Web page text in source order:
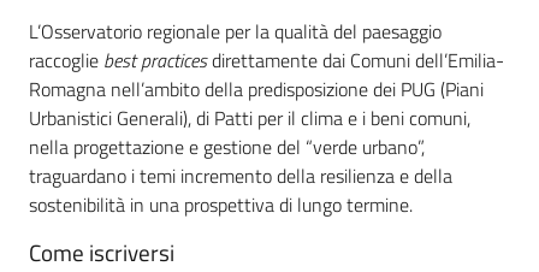
Piani Programmi
Progetti
L’Osservatorio regionale per la qualità del paesaggio
raccoglie best practicesdirettamente dai Comuni dell’Emilia-
Romagna nell’ambito della predisposizione dei PUG (Piani
Urbanistici Generali), di Patti per il clima e i beni comuni,
nella progettazione e gestione del “verde urbano”,
traguardano i temi incremento della resilienza e della
sostenibilità in una prospettiva di lungo termine.
Come iscriversi